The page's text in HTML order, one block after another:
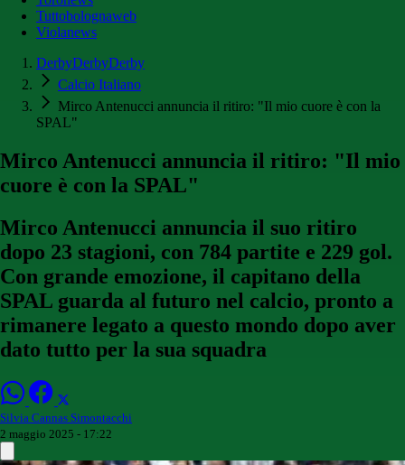
Tuttobolognaweb
Violanews
DerbyDerbyDerby
Calcio Italiano
Mirco Antenucci annuncia il ritiro: "Il mio cuore è con la
SPAL"
Mirco Antenucci annuncia il ritiro: "Il mio
cuore è con la SPAL"
Mirco Antenucci annuncia il suo ritiro
dopo 23 stagioni, con 784 partite e 229 gol.
Con grande emozione, il capitano della
SPAL guarda al futuro nel calcio, pronto a
rimanere legato a questo mondo dopo aver
dato tutto per la sua squadra
Silvia Cannas Simontacchi
2 maggio 2025 - 17:22